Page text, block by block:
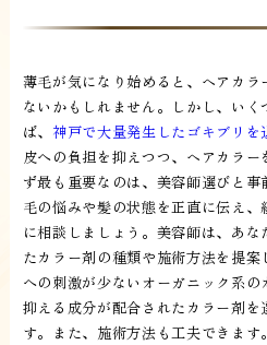
薄毛が気になり始めると、ヘアカラ
ないかもしれません。しかし、い
ば、 神戸で大量発生したゴキブリを
皮への負担を抑えつつ、ヘアカラー
ず最も重要なのは、美容師選びと
毛の悩みや髪の状態を正直に伝え
に相談しましょう。美容師は、あ
たカラー剤の種類や施術方法を提
への刺激が少ないオーガニック系
抑える成分が配合されたカラー剤を
す。また、施術方法も工夫できま